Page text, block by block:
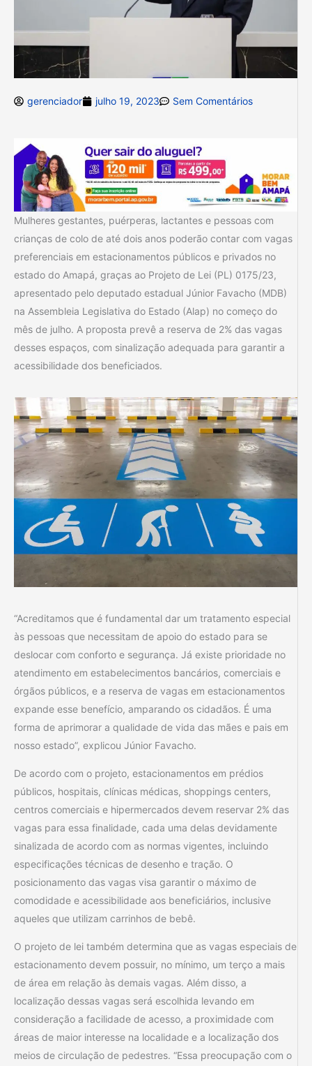
gerenciador julho 19, 2023 Sem Comentários
Mulheres gestantes, puérperas, lactantes e pessoas com
crianças de colo de até dois anos poderão contar com vagas
preferenciais em estacionamentos públicos e privados no
estado do Amapá, graças ao Projeto de Lei (PL) 0175/23,
apresentado pelo deputado estadual Júnior Favacho (MDB)
na Assembleia Legislativa do Estado (Alap) no começo do
mês de julho. A proposta prevê a reserva de 2% das vagas
desses espaços, com sinalização adequada para garantir a
acessibilidade dos beneficiados.
“Acreditamos que é fundamental dar um tratamento especial
às pessoas que necessitam de apoio do estado para se
deslocar com conforto e segurança. Já existe prioridade no
atendimento em estabelecimentos bancários, comerciais e
órgãos públicos, e a reserva de vagas em estacionamentos
expande esse benefício, amparando os cidadãos. É uma
forma de aprimorar a qualidade de vida das mães e pais em
nosso estado”, explicou Júnior Favacho.
De acordo com o projeto, estacionamentos em prédios
públicos, hospitais, clínicas médicas, shoppings centers,
centros comerciais e hipermercados devem reservar 2% das
vagas para essa finalidade, cada uma delas devidamente
sinalizada de acordo com as normas vigentes, incluindo
especificações técnicas de desenho e tração. O
posicionamento das vagas visa garantir o máximo de
comodidade e acessibilidade aos beneficiários, inclusive
aqueles que utilizam carrinhos de bebê.
O projeto de lei também determina que as vagas especiais de
estacionamento devem possuir, no mínimo, um terço a mais
de área em relação às demais vagas. Além disso, a
localização dessas vagas será escolhida levando em
consideração a facilidade de acesso, a proximidade com
áreas de maior interesse na localidade e a localização dos
meios de circulação de pedestres. “Essa preocupação com o